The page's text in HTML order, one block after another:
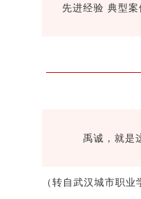
先进经验 典型
禹诚，就是
（转自武汉城市职业